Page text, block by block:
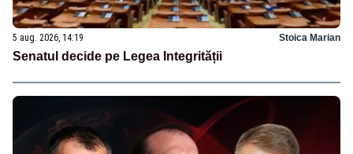
5 aug. 2026, 14:19 Stoica Marian
Senatul decide pe Legea Integrității